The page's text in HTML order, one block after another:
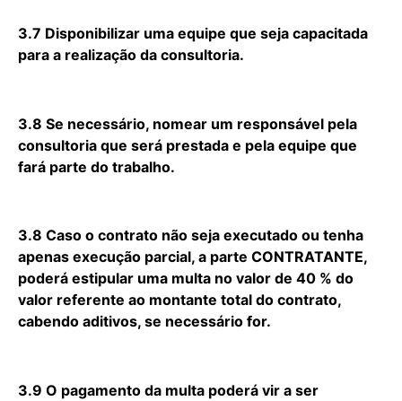
3.7 Disponibilizar uma equipe que seja capacitada
para a realização da consultoria.
3.8 Se necessário, nomear um responsável pela
consultoria que será prestada e pela equipe que
fará parte do trabalho.
3.8 Caso o contrato não seja executado ou tenha
apenas execução parcial, a parte CONTRATANTE,
poderá estipular uma multa no valor de 40 % do
valor referente ao montante total do contrato,
cabendo aditivos, se necessário for.
3.9 O pagamento da multa poderá vir a ser